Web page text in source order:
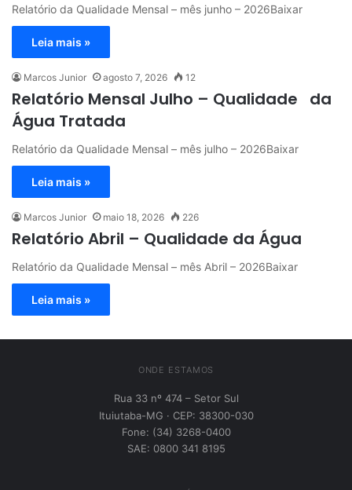
Relatório da Qualidade Mensal – mês junho – 2026Baixar
Leia mais »
Marcos Junior agosto 7, 2026 12
Relatório Mensal Julho – Qualidade da
Água Tratada
Relatório da Qualidade Mensal – mês julho – 2026Baixar
Leia mais »
Marcos Junior maio 18, 2026 226
Relatório Abril – Qualidade da Água
Relatório da Qualidade Mensal – mês Abril – 2026Baixar
Leia mais »
ONDE ESTAMOS
Rua 33 nº 474 – Setor Sul
Ituiutaba-MG · CEP: 38300-030
Fone: (34) 3268-0400
SAE: 0800 341 8195